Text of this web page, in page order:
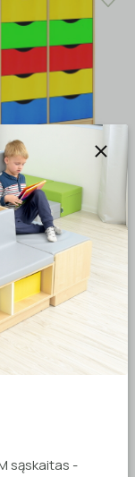
MAXI COLOR su 10
sąskaitas -